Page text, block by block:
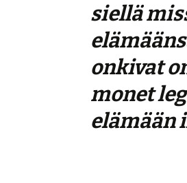
siellä
onkivat
monet
elämään